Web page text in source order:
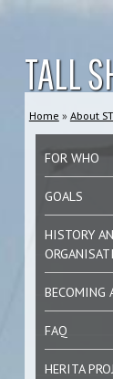
TALL
You are here
Home » About
FOR WHO
GOALS
HISTORY
BECOMING
FAQ
HERITA